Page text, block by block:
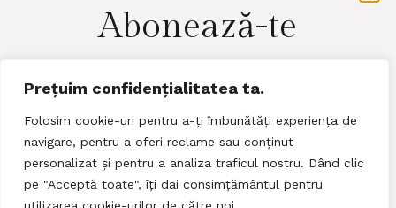
Prețuim confidențialitatea ta.
Folosim cookie-uri pentru a-ți îmbunătăți experiența de
navigare, pentru a oferi reclame sau conținut
personalizat și pentru a analiza traficul nostru. Dând clic
pe "Acceptă toate", îți dai consimțământul pentru
LACE
Blog Articole
©2026 Lace Magazine
Abonează-te
Trimite!